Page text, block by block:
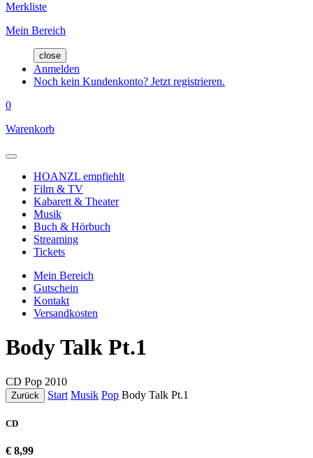
Merkliste
Mein Bereich
close
Anmelden
Noch kein Kundenkonto? Jetzt registrieren.
0
Warenkorb
HOANZL empfiehlt
Film & TV
Kabarett & Theater
Musik
Buch & Hörbuch
Streaming
Tickets
Mein Bereich
Gutschein
Kontakt
Versandkosten
Body Talk Pt.1
CD Pop 2010
Zurück Start Musik Pop Body Talk Pt.1
CD
€ 8,99